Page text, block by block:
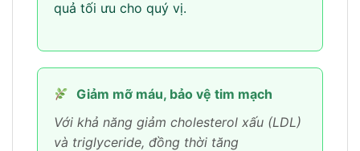
quả tối ưu cho quý vị.
Giảm mỡ máu, bảo vệ tim mạch
Với khả năng giảm cholesterol xấu (LDL)
và triglyceride, đồng thời tăng